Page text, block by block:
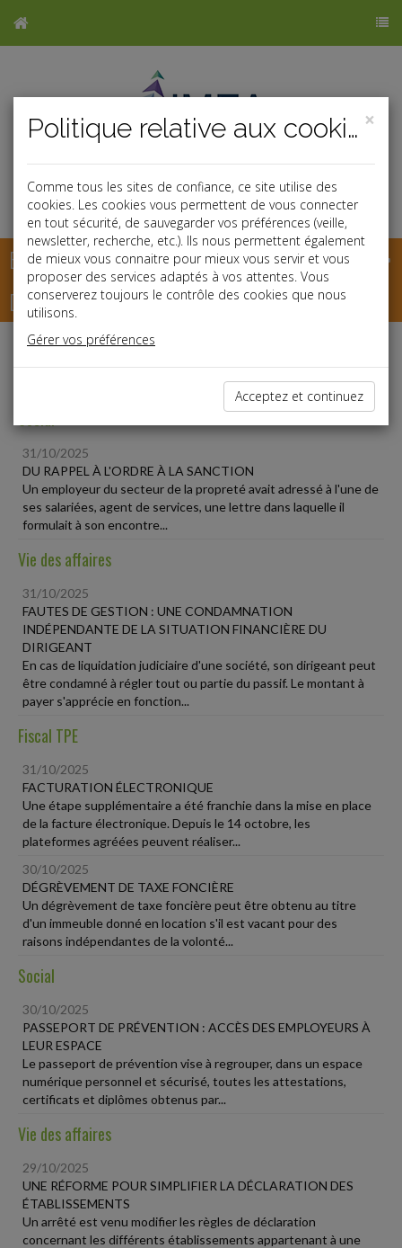
Base documentaire
Dépêches
Liste des dernières dépêches
31/10/2025
DU RAPPEL À L'ORDRE À LA SANCTION
Un employeur du secteur de la propreté avait adressé à l'une de
ses salariées, agent de services, une lettre dans laquelle il
formulait à son encontre...
Vie des affaires
31/10/2025
FAUTES DE GESTION : UNE CONDAMNATION
INDÉPENDANTE DE LA SITUATION FINANCIÈRE DU
DIRIGEANT
En cas de liquidation judiciaire d'une société, son dirigeant peut
être condamné à régler tout ou partie du passif. Le montant à
payer s'apprécie en fonction...
Fiscal TPE
31/10/2025
FACTURATION ÉLECTRONIQUE
Une étape supplémentaire a été franchie dans la mise en place
de la facture électronique. Depuis le 14 octobre, les
plateformes agréées peuvent réaliser...
30/10/2025
DÉGRÈVEMENT DE TAXE FONCIÈRE
Un dégrèvement de taxe foncière peut être obtenu au titre
d'un immeuble donné en location s'il est vacant pour des
raisons indépendantes de la volonté...
Social
30/10/2025
PASSEPORT DE PRÉVENTION : ACCÈS DES EMPLOYEURS À
LEUR ESPACE
Le passeport de prévention vise à regrouper, dans un espace
numérique personnel et sécurisé, toutes les attestations,
certificats et diplômes obtenus par...
Vie des affaires
29/10/2025
UNE RÉFORME POUR SIMPLIFIER LA DÉCLARATION DES
ÉTABLISSEMENTS
Un arrêté est venu modifier les règles de déclaration
concernant les différents établissements appartenant à une
×
Politique relative aux cookies
Comme tous les sites de confiance, ce site utilise des
cookies. Les cookies vous permettent de vous connecter
en tout sécurité, de sauvegarder vos préférences (veille,
newsletter, recherche, etc.). Ils nous permettent également
de mieux vous connaitre pour mieux vous servir et vous
proposer des services adaptés à vos attentes. Vous
conserverez toujours le contrôle des cookies que nous
utilisons.
Gérer vos préférences
Acceptez et continuez